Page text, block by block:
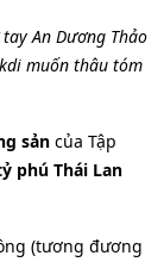
An Dương Thảo
muốn thâu tóm
sản của Tập
phú Thái Lan
(tương đương